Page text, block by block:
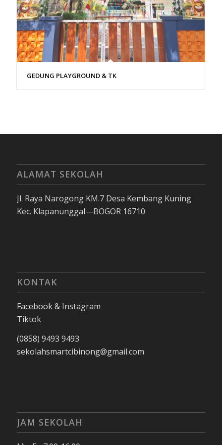
GEDUNG PLAYGROUND & TK
ALAMAT SEKOLAH
Jl. Raya Narogong KM.7 Desa Kembang Kuning
Kec. Klapanunggal—BOGOR 16710
KONTAK
Facebook & Instagram
Tiktok
(0858) 9493 9493
sekolahsmartcibinong@gmail.com
JAM SEKOLAH